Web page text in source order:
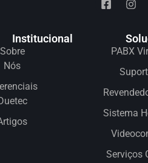
Institucional
Sobre
Nós
PABX
Sistema
Serviços